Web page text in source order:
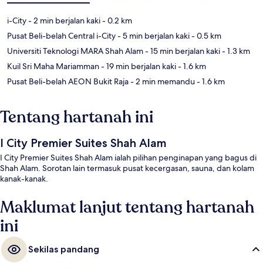
i-City- 2 min berjalan kaki- 0.2 km
Pusat Beli-belah Central i-City- 5 min berjalan kaki- 0.5 km
Universiti Teknologi MARA Shah Alam- 15 min berjalan kaki- 1.3 km
Kuil Sri Maha Mariamman- 19 min berjalan kaki- 1.6 km
Pusat Beli-belah AEON Bukit Raja- 2 min memandu- 1.6 km
Tentang hartanah ini
I City Premier Suites Shah Alam
I City Premier Suites Shah Alam ialah pilihan penginapan yang bagus di
Shah Alam. Sorotan lain termasuk pusat kecergasan, sauna, dan kolam
kanak-kanak.
Maklumat lanjut tentang hartanah
ini
Sekilas pandang